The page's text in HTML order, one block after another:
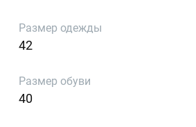
Размер одежды
42
Размер обуви
40